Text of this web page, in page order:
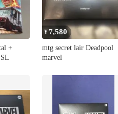
+
¥7,580
mtg secret lair Deadpool
marvel